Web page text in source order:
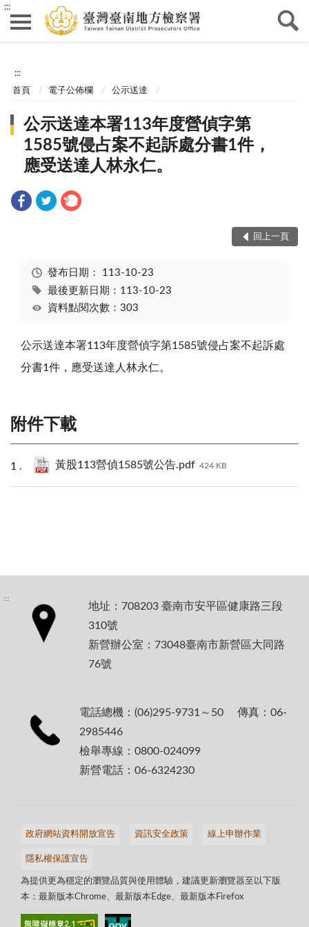
:::
:::
首頁 電子公佈欄 公示送達
公示送達本署113年度營偵字第
1585號侵占案不起訴處分書1件，
應受送達人林永仁。
回上一頁
發布日期： 113-10-23
最後更新日期：113-10-23
資料點閱次數：303
公示送達本署113年度營偵字第1585號侵占案不起訴處
分書1件，應受送達人林永仁。
附件下載
黃股113營偵1585號公告.pdf 424 KB
:::
地址：708203 臺南市安平區健康路三段
310號
新營辦公室：73048臺南市新營區大同路
76號
電話總機：(06)295-9731～50 傳真：06-
2985446
檢舉專線：0800-024099
新營電話：06-6324230
政府網站資料開放宣告 資訊安全政策 線上申辦作業
隱私權保護宣告
為提供更為穩定的瀏覽品質與使用體驗，建議更新瀏覽器至以下版
本：最新版本Chrome、最新版本Edge、最新版本Firefox